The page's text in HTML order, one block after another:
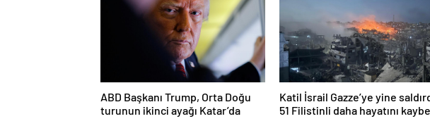
ABD Başkanı Trump, Orta Doğu
turunun ikinci ayağı Katar’da
Katil İsrail Gazze’ye yine
51 Filistinli daha hayatını